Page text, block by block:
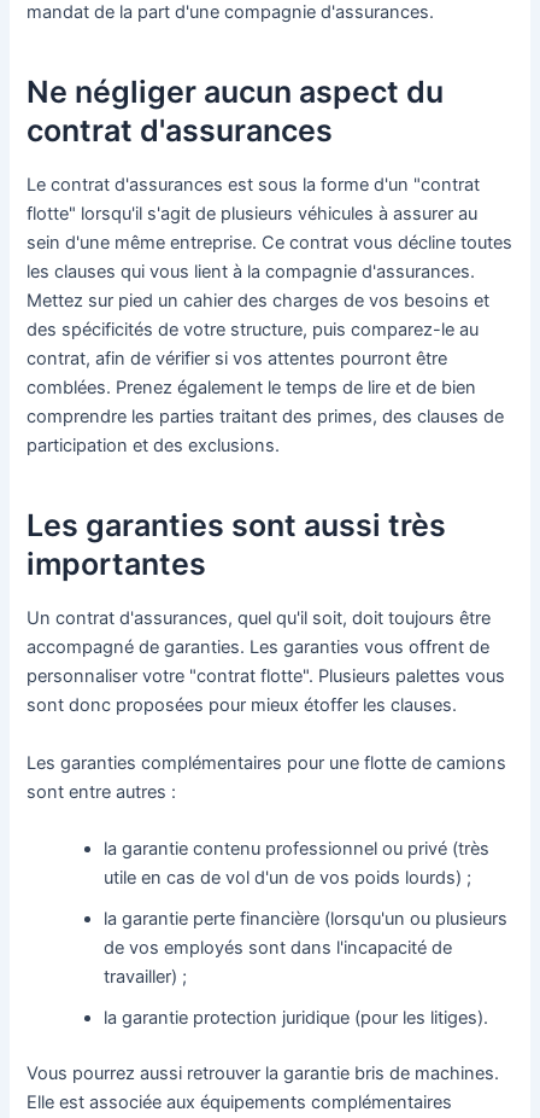
mandat de la part d'une compagnie d'assurances.
Ne négliger aucun aspect du
contrat d'assurances
Le contrat d'assurances est sous la forme d'un "contrat
flotte" lorsqu'il s'agit de plusieurs véhicules à assurer au
sein d'une même entreprise. Ce contrat vous décline toutes
les clauses qui vous lient à la compagnie d'assurances.
Mettez sur pied un cahier des charges de vos besoins et
des spécificités de votre structure, puis comparez-le au
contrat, afin de vérifier si vos attentes pourront être
comblées. Prenez également le temps de lire et de bien
comprendre les parties traitant des primes, des clauses de
participation et des exclusions.
Les garanties sont aussi très
importantes
Un contrat d'assurances, quel qu'il soit, doit toujours être
accompagné de garanties. Les garanties vous offrent de
personnaliser votre "contrat flotte". Plusieurs palettes vous
sont donc proposées pour mieux étoffer les clauses.
Les garanties complémentaires pour une flotte de camions
sont entre autres :
la garantie contenu professionnel ou privé (très
utile en cas de vol d'un de vos poids lourds) ;
la garantie perte financière (lorsqu'un ou plusieurs
de vos employés sont dans l'incapacité de
travailler) ;
la garantie protection juridique (pour les litiges).
Vous pourrez aussi retrouver la garantie bris de machines.
Elle est associée aux équipements complémentaires